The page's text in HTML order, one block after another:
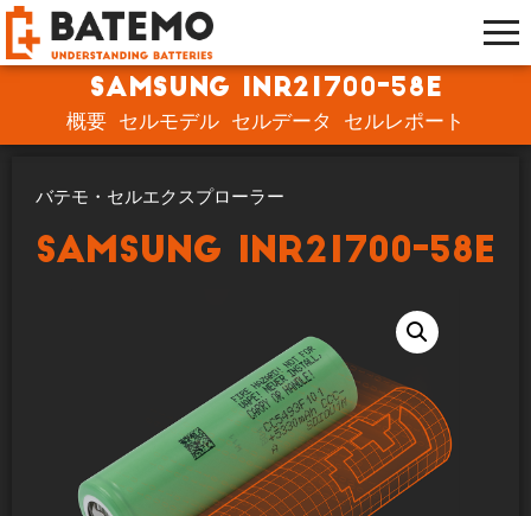
Samsung INR21700-58E
概要 セルモデル セルデータ セルレポート
バテモ・セルエクスプローラー
Samsung INR21700-58E